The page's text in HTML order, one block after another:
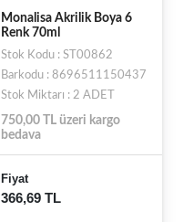
Monalisa Akrilik Boya 6
Renk 70ml
Stok Kodu : ST00862
Barkodu : 8696511150437
Stok Miktarı : 2 ADET
750,00 TL üzeri kargo
bedava
Fiyat
366,69 TL